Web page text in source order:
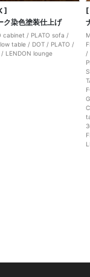
]
ク染色塗装仕上げ
cabinet / PLATO sofa /
low table / DOT / PLATO /
/ LENDON lounge
[
/